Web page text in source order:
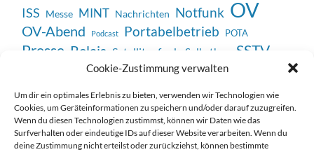
Cookie-Zustimmung verwalten
Um dir ein optimales Erlebnis zu bieten, verwenden wir Technologien wie
Cookies, um Geräteinformationen zu speichern und/oder darauf zuzugreifen.
Wenn du diesen Technologien zustimmst, können wir Daten wie das
Surfverhalten oder eindeutige IDs auf dieser Website verarbeiten. Wenn du
deine Zustimmung nicht erteilst oder zurückziehst, können bestimmte
ISS Messe MINT Nachrichten Notfunk OV
OV-Abend Podcast Portabelbetrieb POTA
Presse Relais Satellitenfunk Selbstbau SSTV
Unterhaltung Veranstaltung